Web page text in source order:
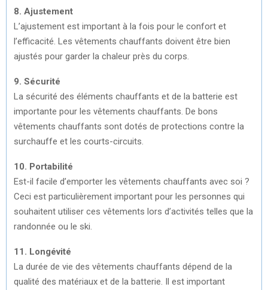
8. Ajustement
L’ajustement est important à la fois pour le confort et
l’efficacité. Les vêtements chauffants doivent être bien
ajustés pour garder la chaleur près du corps.
9. Sécurité
La sécurité des éléments chauffants et de la batterie est
importante pour les vêtements chauffants. De bons
vêtements chauffants sont dotés de protections contre la
surchauffe et les courts-circuits.
10. Portabilité
Est-il facile d’emporter les vêtements chauffants avec soi ?
Ceci est particulièrement important pour les personnes qui
souhaitent utiliser ces vêtements lors d’activités telles que la
randonnée ou le ski.
11. Longévité
La durée de vie des vêtements chauffants dépend de la
qualité des matériaux et de la batterie. Il est important